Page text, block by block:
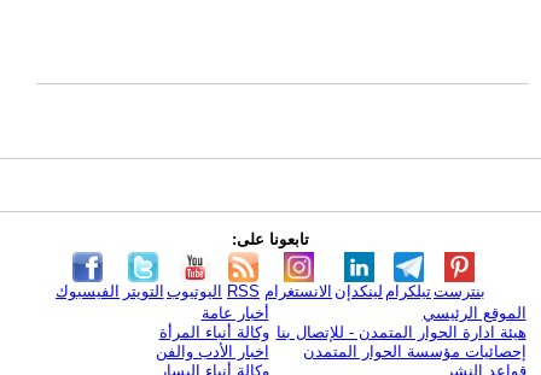
تابعونا على:
الفيسبوك التويتر اليوتيوب RSS الانستغرام لينكدإن تيلكرامبنترست
الموقع الرئيسي
هيئة ادارة الحوار المتمدن - للإتصال بنا
إحصائيات مؤسسة الحوار المتمدن
قواعد النشر
أخبار عامة
وكالة أنباء المرأة
اخبار الأدب والفن
وكالة أنباء اليسار